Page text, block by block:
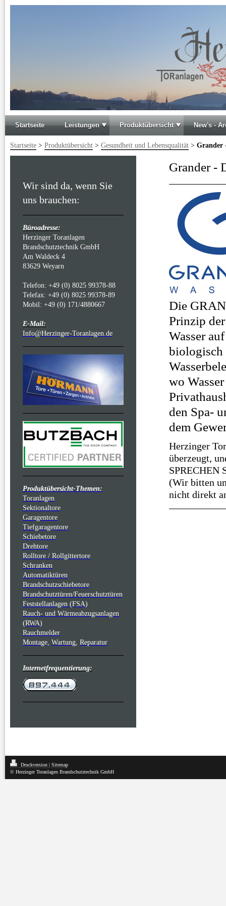
Startseite Leistungen Produktübersicht New's -
Startseite > Produktübersicht > Gesundheit und Lebensqualität > Grander
Grander -
Die
Prinzip
Wasser
wo
den Spa-
dem
Herzinger
überzeugt,
SPRECHEN
(Wir bitten
nicht direkt
Wir sind da, wenn Sie
uns brauchen:
Büroadresse:
Herzinger Toranlagen
Brandschutztechnik GmbH
Am Waldeck 4
83629 Weyarn
Telefon: +49 (0) 8025 99378-88
Telefax: +49 (0) 8025 99378-89
Mobil: +49 (0) 171/4880667
E-Mail:
Info@Herzinger-Toranlagen.de
Produktübersicht-Themen:
Toranlagen
Sektionaltore
Garagentore
Tiefgaragentore
Schiebetore
Drehtore
Rolltore / Rollgittertore
Schranken
Automatiktüren
Brandschutzschiebetore
Brandschutztüren/Feuerschutztüren
Feststellanlagen (FSA)
Rauch- und Wärmeabzugsanlagen
(RWA)
Rauchmelder
Montage, Wartung, Reparatur
Internetfrequentierung:
Druckversion | Sitemap
© Herzinger Toranlagen Brandschutztechnik GmbH